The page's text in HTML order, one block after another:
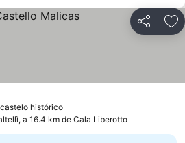
Partilhar
histórico
a 16.4 km de Cala Liberotto